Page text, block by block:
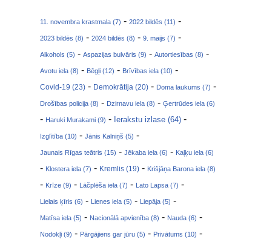
11. novembra krastmala (7) - 2022 bildēs (11) -
2023 bildēs (8) - 2024 bildēs (8) - 9. maijs (7) -
Alkohols (5) - Aspazijas bulvāris (9) - Autortiesības (8) -
Avotu iela (8) - Bēgļi (12) - Brīvības iela (10) -
Covid-19 (23) - Demokrātija (20) - Doma laukums (7) -
Drošības policija (8) - Dzirnavu iela (8) - Ģertrūdes iela (6)
- Haruki Murakami (9) - Ierakstu izlase (64) -
Izglītība (10) - Jānis Kalniņš (5) -
Jaunais Rīgas teātris (15) - Jēkaba iela (6) - Kaļķu iela (6)
- Klostera iela (7) - Kremlis (19) - Krišjāņa Barona iela (8)
- Krīze (9) - Lāčplēša iela (7) - Lato Lapsa (7) -
Lielais ķīris (6) - Lienes iela (5) - Liepāja (5) -
Matīsa iela (5) - Nacionālā apvienība (8) - Nauda (6) -
Nodokļi (9) - Pārgājiens gar jūru (5) - Privātums (10) -